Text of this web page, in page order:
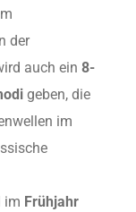
der
auch ein 8-
geben, die
im
im Frühjahr